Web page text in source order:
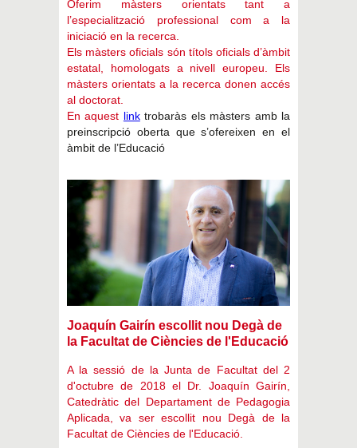
Oferim màsters orientats tant a
l’especialització professional com a la
iniciació en la recerca.
Els màsters oficials són títols oficials d’àmbit
estatal, homologats a nivell europeu. Els
màsters orientats a la recerca donen accés
al doctorat.
En aquest linktrobaràs els màsters amb la
preinscripció oberta que s’ofereixen en el
àmbit de l’Educació
Joaquín Gairín escollit nou Degà de
la Facultat de Ciències de l'Educació
A la sessió de la Junta de Facultat del 2
d'octubre de 2018 el Dr. Joaquín Gairín,
Catedràtic del Departament de Pedagogia
Aplicada, va ser escollit nou Degà de la
Facultat de Ciències de l'Educació.